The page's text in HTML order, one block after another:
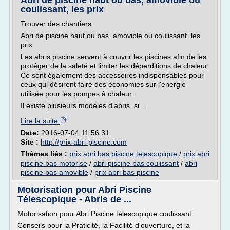
coulissant, les prix
Trouver des chantiers
Abri de piscine haut ou bas, amovible ou coulissant, les
prix
Les abris piscine servent à couvrir les piscines afin de les
protéger de la saleté et limiter les déperditions de chaleur.
Ce sont également des accessoires indispensables pour
ceux qui désirent faire des économies sur l'énergie
utilisée pour les pompes à chaleur.
Il existe plusieurs modèles d'abris, si...
Lire la suite
Date: 2016-07-04 11:56:31
Site : http://prix-abri-piscine.com
Thèmes liés : prix abri bas piscine telescopique / prix abri
piscine bas motorise / abri piscine bas coulissant / abri
piscine bas amovible / prix abri bas piscine
Motorisation pour Abri Piscine
Télescopique - Abris de ...
Motorisation pour Abri Piscine télescopique coulissant
Conseils pour la Praticité, la Facilité d'ouverture, et la